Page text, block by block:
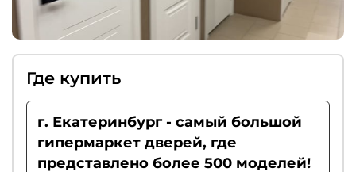
Где купить
г. Екатеринбург - самый большой
гипермаркет дверей, где
представлено более 500 моделей!